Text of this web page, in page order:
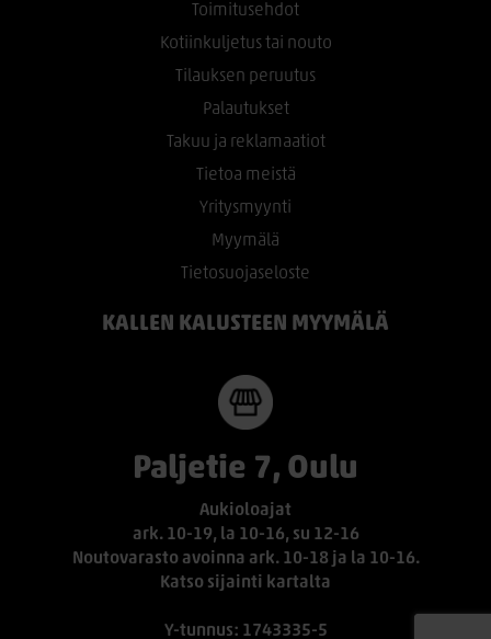
Toimitusehdot
Kotiinkuljetus tai nouto
Tilauksen peruutus
Palautukset
Takuu ja reklamaatiot
Tietoa meistä
Yritysmyynti
Myymälä
Tietosuojaseloste
KALLEN KALUSTEEN MYYMÄLÄ
Paljetie 7, Oulu
Aukioloajat
ark. 10-19, la 10-16, su 12-16
Noutovarasto avoinna ark. 10-18 ja la 10-16.
Katso sijainti kartalta
Y-tunnus: 1743335-5